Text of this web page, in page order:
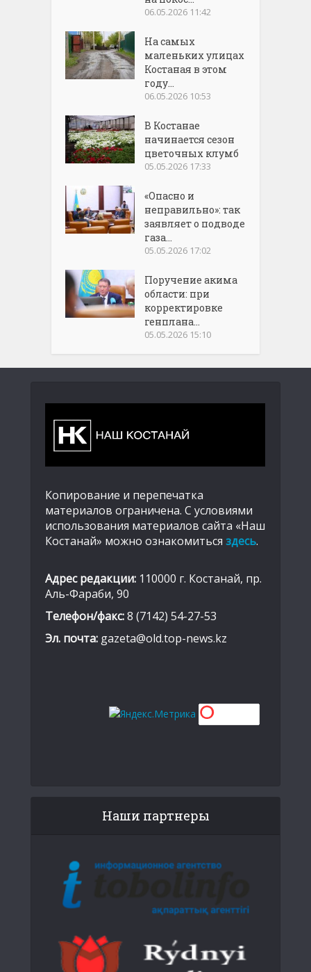
06.05.2026 11:42
На самых
маленьких улицах
Костаная в этом
году...
06.05.2026 10:53
В Костанае
начинается сезон
цветочных клумб
05.05.2026 17:33
«Опасно и
неправильно»: так
заявляет о подводе
газа...
05.05.2026 17:02
Поручение акима
области: при
корректировке
генплана...
05.05.2026 15:10
Копирование и перепечатка
материалов ограничена. С условиями
использования материалов сайта «Наш
Костанай» можно ознакомиться здесь.
Адрес редакции: 110000 г. Костанай, пр.
Аль-Фараби, 90
Телефон/факс:8 (7142) 54-27-53
Эл. почта: gazeta@old.top-news.kz
Наши партнеры